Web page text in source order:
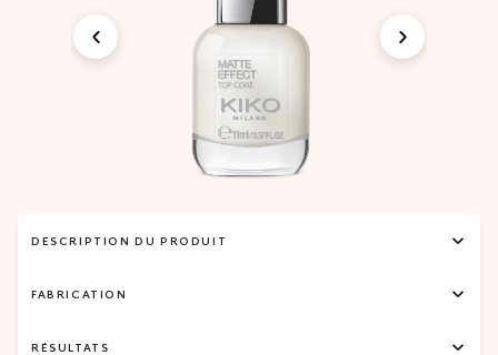
DESCRIPTION DU PRODUIT
FABRICATION
RÉSULTATS